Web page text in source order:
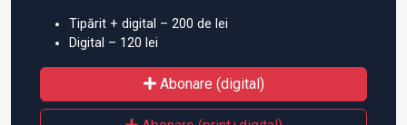
Tipărit + digital – 200 de lei
Digital – 120 lei
Abonare (digital)